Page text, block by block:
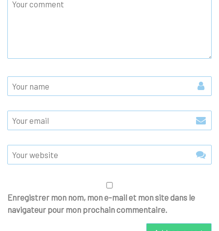
Enregistrer mon nom, mon e-mail et mon site dans le
navigateur pour mon prochain commentaire.